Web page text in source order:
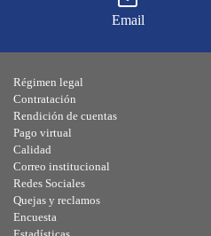
Email
Régimen legal
Contratación
Rendición de cuentas
Pago virtual
Calidad
Correo institucional
Redes Sociales
Quejas y reclamos
Encuesta